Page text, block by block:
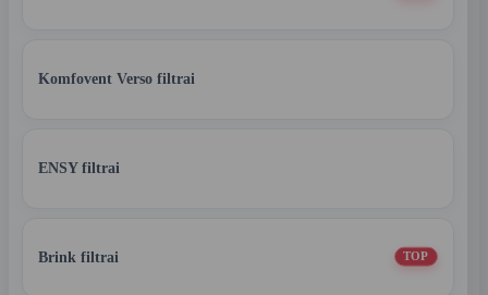
Komfovent Verso filtrai
ENSY filtrai
Brink filtrai TOP